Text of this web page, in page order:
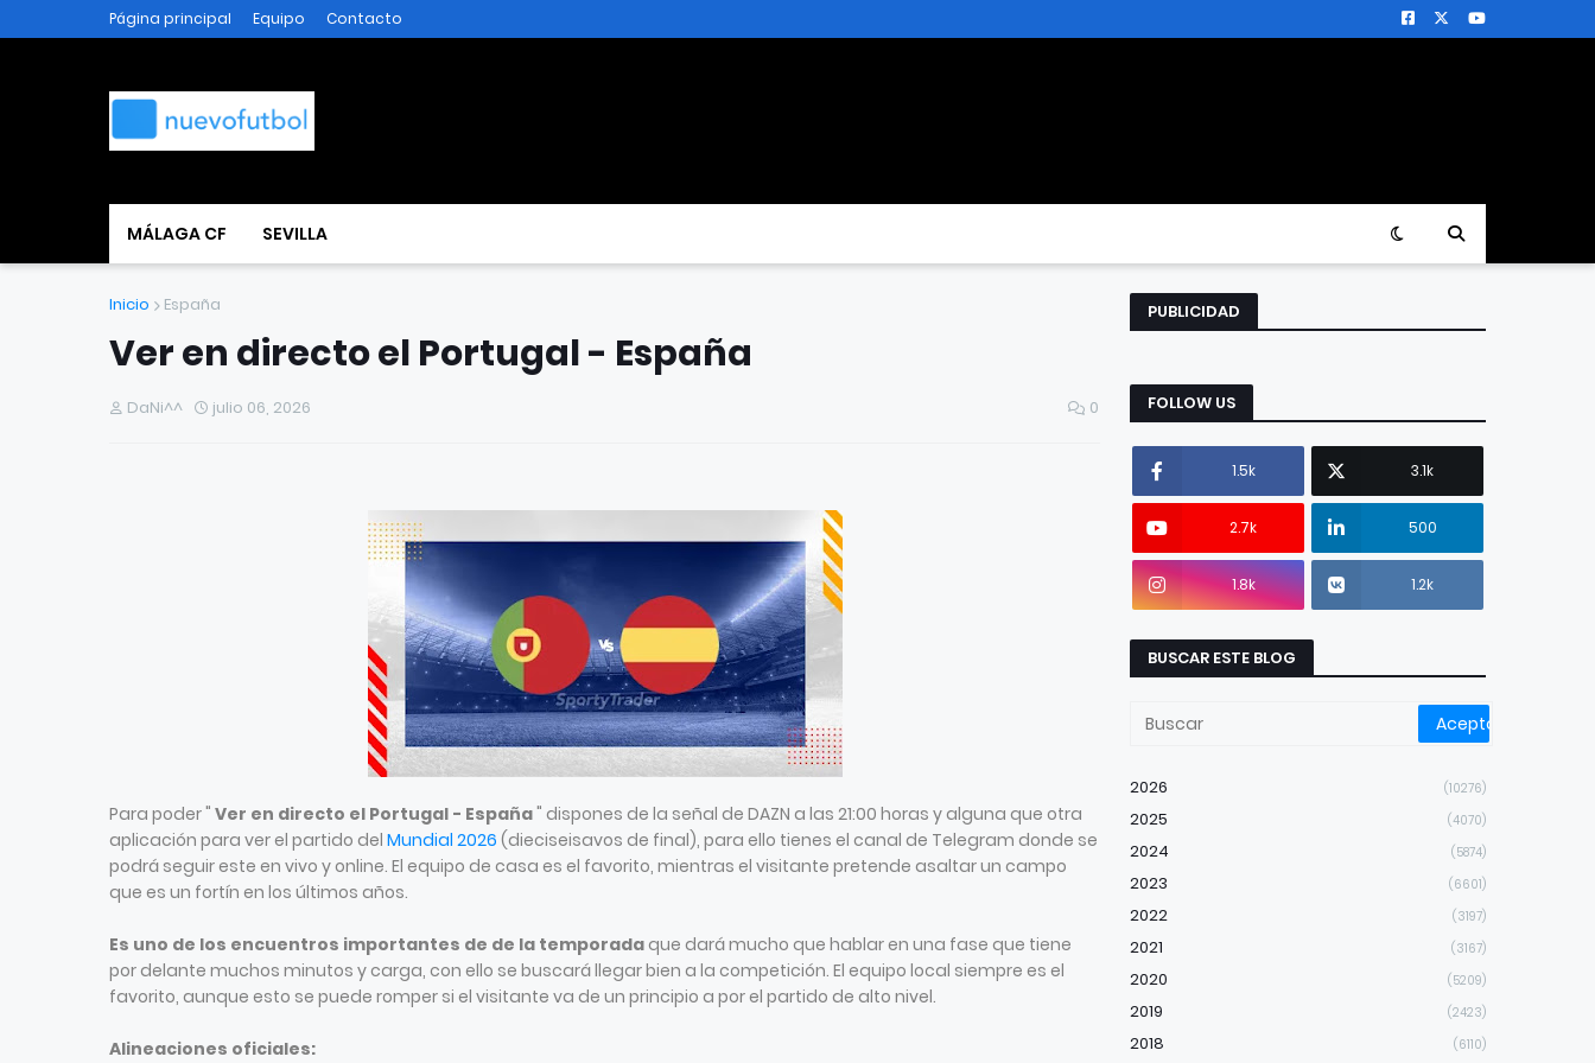
Página principal Equipo Contacto
MÁLAGA CF SEVILLA
Inicio España
Ver en directo el Portugal - España
DaNi^^ julio 06, 2026 0
Para poder " Ver en directo el Portugal - España" dispones de la señal de DAZN a las 21:00 horas y alguna que otra
aplicación para ver el partido del Mundial 2026 (dieciseisavos de final), para ello tienes el canal de Telegram donde se
podrá seguir este en vivo y online. El equipo de casa es el favorito, mientras el visitante pretende asaltar un campo
que es un fortín en los últimos años.
Es uno de los encuentros importantes de de la temporada que dará mucho que hablar en una fase que tiene
por delante muchos minutos y carga, con ello se buscará llegar bien a la competición. El equipo local siempre es el
favorito, aunque esto se puede romper si el visitante va de un principio a por el partido de alto nivel.
Alineaciones oficiales:
PUBLICIDAD
FOLLOW US
1.5k 3.1k
2.7k 500
1.8k 1.2k
BUSCAR ESTE BLOG
2026 (10276)
2025 (4070)
2024 (5874)
2023 (6601)
2022 (3197)
2021 (3167)
2020 (5209)
2019 (2423)
2018 (6110)